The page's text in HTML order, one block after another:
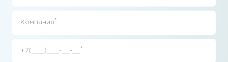
Компания *
+7(___)___-__-__ *